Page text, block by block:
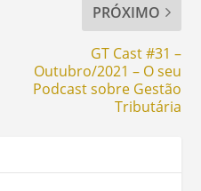
PRÓXIMO
GT Cast #31 –
Outubro/2021 – O seu
Podcast sobre Gestão
Tributária